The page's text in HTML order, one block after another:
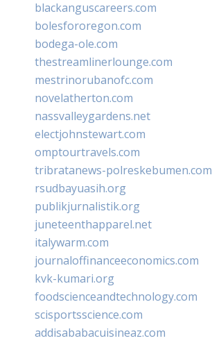
blackanguscareers.com
bolesfororegon.com
bodega-ole.com
thestreamlinerlounge.com
mestrinorubanofc.com
novelatherton.com
nassvalleygardens.net
electjohnstewart.com
omptourtravels.com
tribratanews-polreskebumen.com
rsudbayuasih.org
publikjurnalistik.org
juneteenthapparel.net
italywarm.com
journaloffinanceeconomics.com
kvk-kumari.org
foodscienceandtechnology.com
scisportsscience.com
addisababacuisineaz.com